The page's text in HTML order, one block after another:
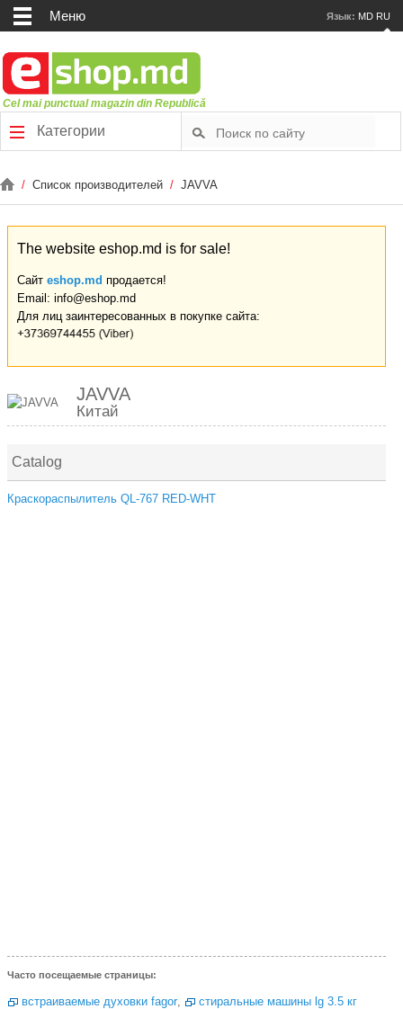
Меню Язык: MD RU
Cel mai punctual magazin din Republică
Категории
/ Список производителей / JAVVA
The website eshop.md is for sale!
Сайт eshop.md продается!
Email: info@eshop.md
Для лиц заинтересованных в покупке сайта:
JAVVA
Китай
Catalog
Краскораспылитель QL-767 RED-WHT
Часто посещаемые страницы:
встраиваемые духовки fagor, стиральные машины lg 3.5 кг